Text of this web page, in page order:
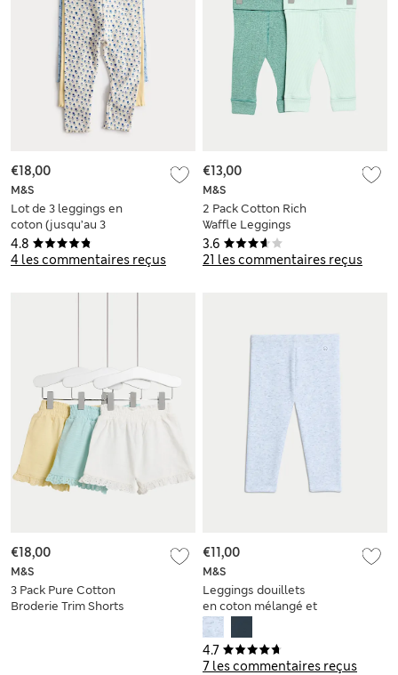
4.8
4 les commentaires reçus
M&S
Lot de 3 leggings en
coton (jusqu’au 3
ans)
€18,00
3.6
21 les commentaires reçus
M&S
2 Pack Cotton Rich
Waffle Leggings
(6½lbs-3 Yrs)
€13,00
M&S
3 Pack Pure Cotton
Broderie Trim Shorts
€18,00
4.7
7 les commentaires reçus
M&S
Leggings douillets
en coton mélangé et
doublure en polaire
(jusqu’au 6 ans)
€11,00